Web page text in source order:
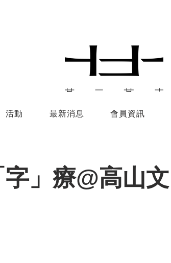
活動 最新消息 會員資訊
」療@高山文